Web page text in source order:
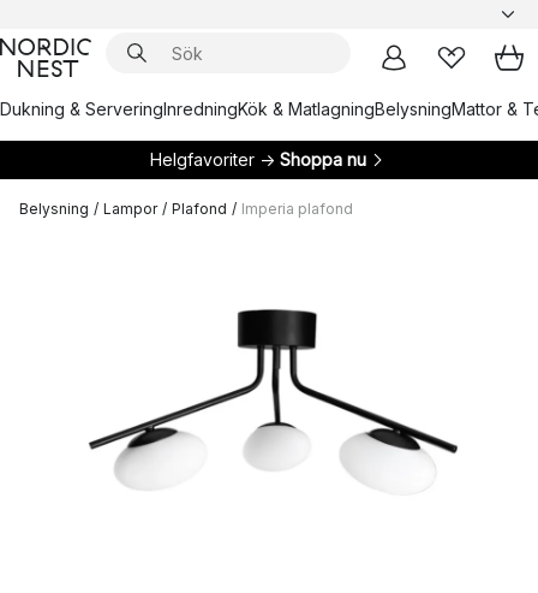
Dukning & ServeringInredningKök & MatlagningBelysningMattor &
Helgfavoriter → Shoppa nu
Belysning / Lampor / Plafond / Imperia plafond